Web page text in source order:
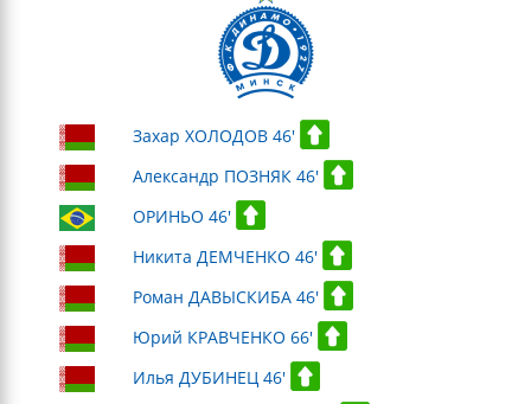
Захар ХОЛОДОВ 46'
Александр ПОЗНЯК 46'
ОРИНЬО 46'
Никита ДЕМЧЕНКО 46'
Роман ДАВЫСКИБА 46'
Юрий КРАВЧЕНКО 66'
Илья ДУБИНЕЦ 46'